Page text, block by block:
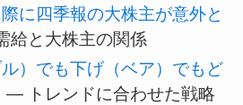
に四季報の大株主が意外と
給と大株主の関係
）でも下げ（ベア）でもど
— トレンドに合わせた戦略